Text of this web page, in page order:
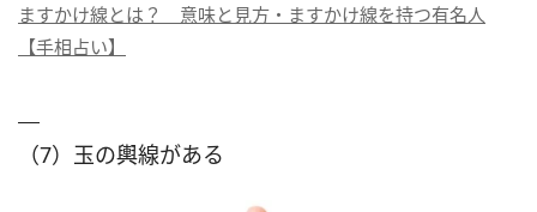
ますかけ線とは？ 意味と見方・ますかけ線を持つ有名人
【手相占い】
（7）玉の輿線がある